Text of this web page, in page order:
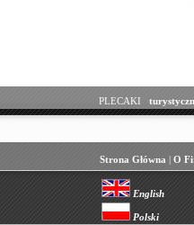
PLECAKI
Strona Główna O
English
Polski